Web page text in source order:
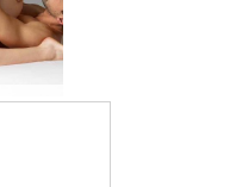
Η τέχνη του σεξ Alex και Flora